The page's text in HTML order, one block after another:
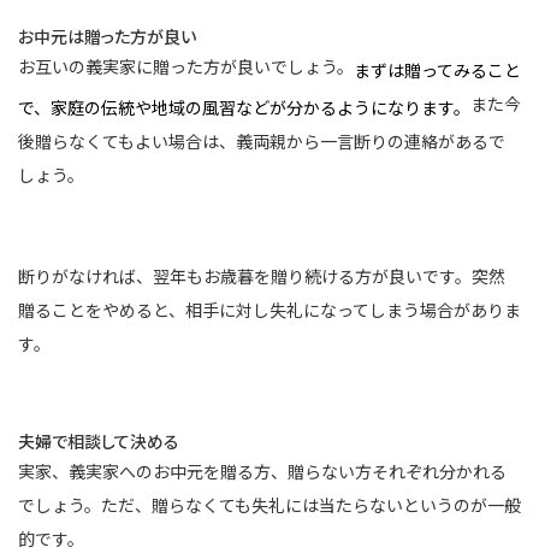
お中元は贈った方が良い
お互いの義実家に贈った方が良いでしょう。 まずは贈ってみること
で、家庭の伝統や地域の風習などが分かるようになります。 また今
後贈らなくてもよい場合は、義両親から一言断りの連絡があるで
しょう。
断りがなければ、翌年もお歳暮を贈り続ける方が良いです。突然
贈ることをやめると、相手に対し失礼になってしまう場合がありま
す。
夫婦で相談して決める
実家、義実家へのお中元を贈る方、贈らない方それぞれ分かれる
でしょう。ただ、贈らなくても失礼には当たらないというのが一般
的です。